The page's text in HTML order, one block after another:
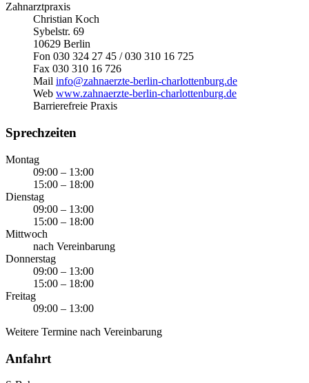
Zahnarztpraxis
Christian Koch
Sybelstr. 69
10629 Berlin
Fon 030 324 27 45 / 030 310 16 725
Fax 030 310 16 726
Mail info@zahnaerzte-berlin-charlottenburg.de
Web www.zahnaerzte-berlin-charlottenburg.de
Barrierefreie Praxis
Sprechzeiten
Montag
09:00 – 13:00
15:00 – 18:00
Dienstag
09:00 – 13:00
15:00 – 18:00
Mittwoch
nach Vereinbarung
Donnerstag
09:00 – 13:00
15:00 – 18:00
Freitag
09:00 – 13:00
Weitere Termine nach Vereinbarung
Anfahrt